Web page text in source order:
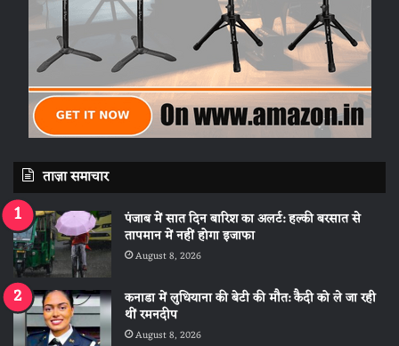
ताज़ा समाचार
पंजाब में सात दिन बारिश का अलर्ट: हल्की बरसात से
तापमान में नहीं होगा इजाफा
August 8, 2026
कनाडा में लुधियाना की बेटी की माैत: कैदी को ले जा रही
थीं रमनदीप
August 8, 2026